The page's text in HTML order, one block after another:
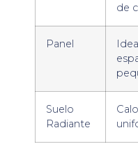
de
Panel
Suelo
Radiante